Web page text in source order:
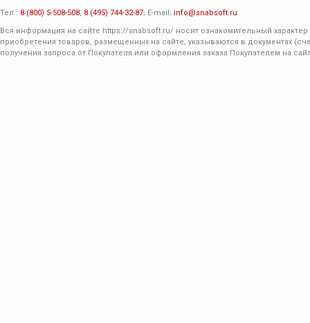
Тел.: 8 (800) 5-508-508, 8 (495) 744-32-87; E-mail: info@snabsoft.ru
Вся информация на сайте https://snabsoft.ru/ носит ознакомительный
приобретения товаров, размещенных на сайте, указываются в документах
получения запроса от Покупателя или оформления заказа Покупателем на